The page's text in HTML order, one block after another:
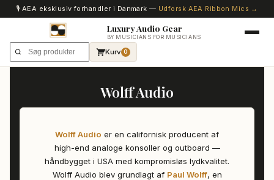
🎙️ AEA eksklusiv forhandler i Danmark — Udforsk AEA Ribbon Mics →
Luxury Audio Gear
BY MUSICIANS FOR MUSICIANS
Kurv 0
Wolff Audio
Wolff Audio er en californisk producent af
high-end analoge konsoller og outboard —
håndbygget i USA med kompromisløs lydkvalitet.
Wolff Audio blev grundlagt af Paul Wolff, en